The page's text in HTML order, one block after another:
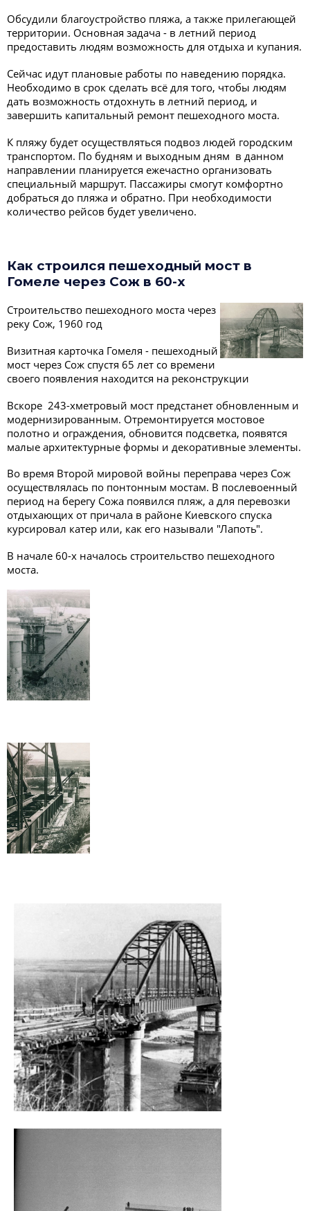
Обсудили благоустройство пляжа, а также прилегающей
территории. Основная задача - в летний период
предоставить людям возможность для отдыха и купания.
Сейчас идут плановые работы по наведению порядка.
Необходимо в срок сделать всё для того, чтобы людям
дать возможность отдохнуть в летний период, и
завершить капитальный ремонт пешеходного моста.
К пляжу будет осуществляться подвоз людей городским
транспортом. По будням и выходным дням в данном
направлении планируется ежечастно организовать
специальный маршрут. Пассажиры смогут комфортно
добраться до пляжа и обратно. При необходимости
количество рейсов будет увеличено.
Как строился пешеходный мост в
Гомеле через Сож в 60-х
Строительство пешеходного моста через
реку Сож, 1960 год
Визитная карточка Гомеля - пешеходный
мост через Сож спустя 65 лет со времени
своего появления находится на реконструкции
Вскоре 243-хметровый мост предстанет обновленным и
модернизированным. Отремонтируется мостовое
полотно и ограждения, обновится подсветка, появятся
малые архитектурные формы и декоративные элементы.
Во время Второй мировой войны переправа через Сож
осуществлялась по понтонным мостам. В послевоенный
период на берегу Сожа появился пляж, а для перевозки
отдыхающих от причала в районе Киевского спуска
курсировал катер или, как его называли "Лапоть".
В начале 60-х началось строительство пешеходного
моста.